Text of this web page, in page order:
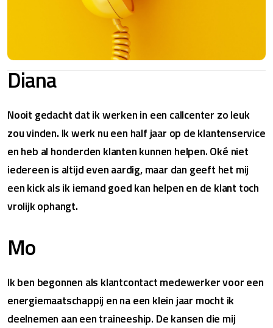
Diana
Nooit gedacht dat ik werken in een callcenter zo leuk
zou vinden. Ik werk nu een half jaar op de klantenservice
en heb al honderden klanten kunnen helpen. Oké niet
iedereen is altijd even aardig, maar dan geeft het mij
een kick als ik iemand goed kan helpen en de klant toch
vrolijk ophangt.
Mo
Ik ben begonnen als klantcontact medewerker voor een
energiemaatschappij en na een klein jaar mocht ik
deelnemen aan een traineeship. De kansen die mij